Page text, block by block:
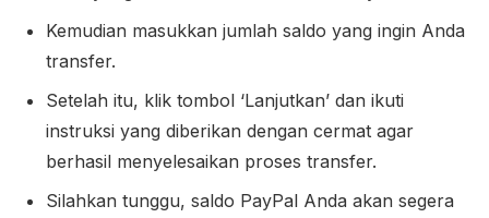
Kemudian masukkan jumlah saldo yang ingin Anda
transfer.
Setelah itu, klik tombol ‘Lanjutkan’ dan ikuti
instruksi yang diberikan dengan cermat agar
berhasil menyelesaikan proses transfer.
Silahkan tunggu, saldo PayPal Anda akan segera